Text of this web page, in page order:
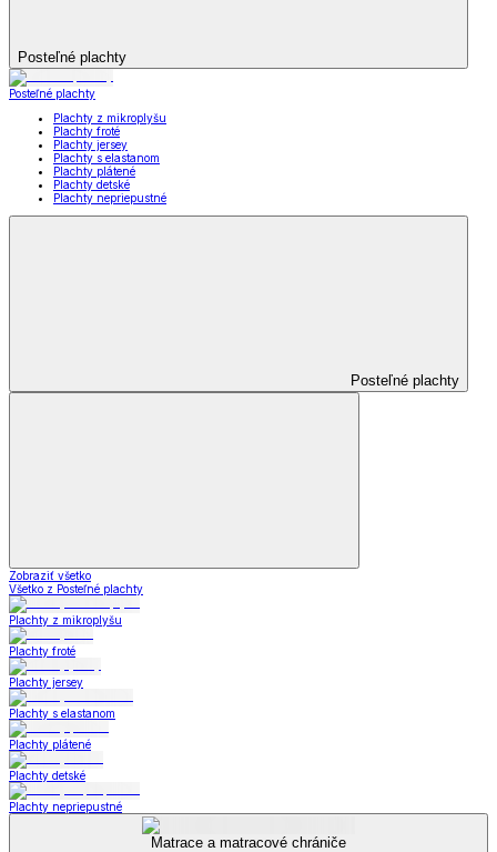
Posteľné plachty
Posteľné plachty
Plachty z mikroplyšu
Plachty froté
Plachty jersey
Plachty s elastanom
Plachty plátené
Plachty detské
Plachty nepriepustné
Posteľné plachty
Zobraziť všetko
Všetko z Posteľné plachty
Plachty z mikroplyšu
Plachty froté
Plachty jersey
Plachty s elastanom
Plachty plátené
Plachty detské
Plachty nepriepustné
Matrace a matracové chrániče